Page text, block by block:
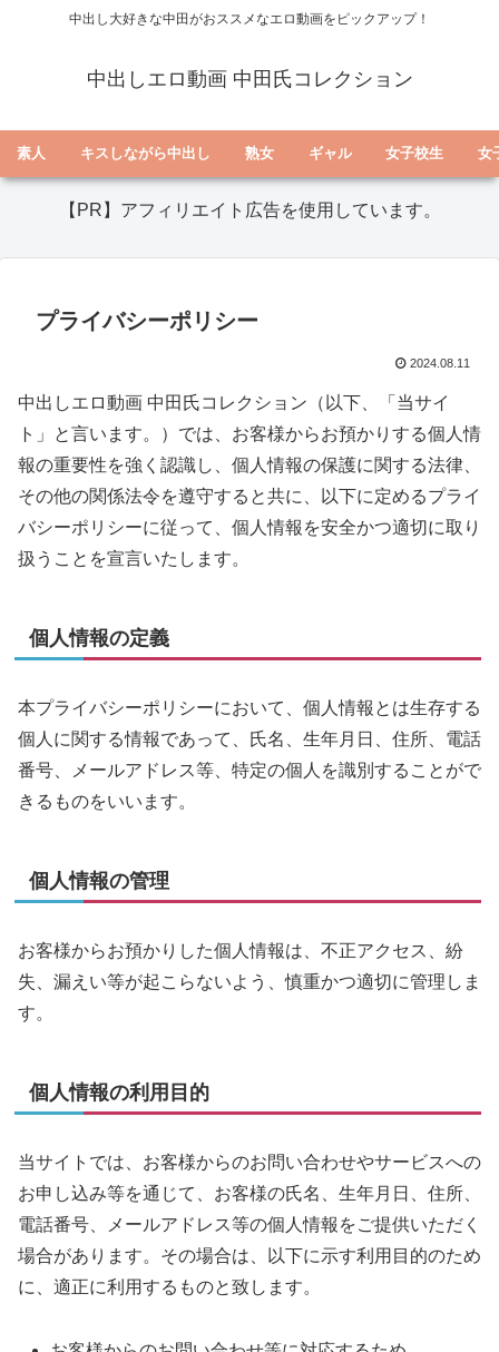
中出し大好きな中田がおススメなエロ動画をピックアップ！
中出しエロ動画 中田氏コレクション
素人 キスしながら中出し 熟女 ギャル 女子校生 女
【PR】アフィリエイト広告を使用しています。
プライバシーポリシー
2024.08.11
中出しエロ動画 中田氏コレクション（以下、「当サイ
ト」と言います。）では、お客様からお預かりする個人情
報の重要性を強く認識し、個人情報の保護に関する法律、
その他の関係法令を遵守すると共に、以下に定めるプライ
バシーポリシーに従って、個人情報を安全かつ適切に取り
扱うことを宣言いたします。
個人情報の定義
本プライバシーポリシーにおいて、個人情報とは生存する
個人に関する情報であって、氏名、生年月日、住所、電話
番号、メールアドレス等、特定の個人を識別することがで
きるものをいいます。
個人情報の管理
お客様からお預かりした個人情報は、不正アクセス、紛
失、漏えい等が起こらないよう、慎重かつ適切に管理しま
す。
個人情報の利用目的
当サイトでは、お客様からのお問い合わせやサービスへの
お申し込み等を通じて、お客様の氏名、生年月日、住所、
電話番号、メールアドレス等の個人情報をご提供いただく
場合があります。その場合は、以下に示す利用目的のため
に、適正に利用するものと致します。